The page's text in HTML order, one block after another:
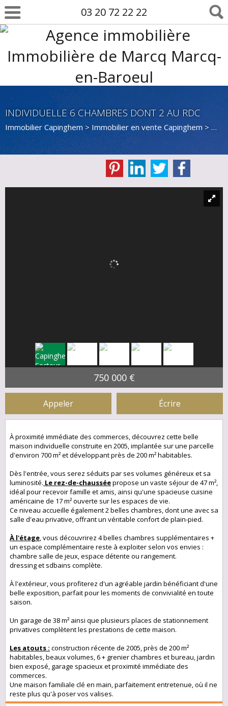
03 20 72 22 22
INDIVIDUELLE 6 CHAMBRES DONT 2 AU RDC
Immobilier Capinghem > Immobilier en vente Capinghem >
750 000 €
Appeler Écrire
À proximité immédiate des commerces, découvrez cette belle
maison individuelle construite en 2005, implantée sur une parcelle
d'environ 700 m² et développant près de 200 m² habitables.
Dès l'entrée, vous serez séduits par ses volumes généreux et sa
luminosité. Le rez-de-chausséepropose un vaste séjour de 47 m²,
idéal pour recevoir famille et amis, ainsi qu'une spacieuse cuisine
américaine de 17 m² ouverte sur les espaces de vie.
Ce niveau accueille également 2 belles chambres, dont une avec sa
salle d'eau privative, offrant un véritable confort de plain-pied.
À l'étage, vous découvrirez 4 belles chambres supplémentaires +
un espace complémentaire reste à exploiter selon vos envies :
chambre salle de jeux, espace détente ou rangement.
dressing et sdbains complète.
À l'extérieur, vous profiterez d'un agréable jardin bénéficiant d'une
belle exposition, parfait pour les moments de convivialité en toute
saison.
Un garage de 38 m² ainsi que plusieurs places de stationnement
privatives complètent les prestations de cette maison.
Les atouts : construction récente de 2005, près de 200 m²
habitables, beaux volumes, 6 + grenier chambres et bureau, jardin
bien exposé, garage spacieux et proximité immédiate des
commerces.
Une maison familiale clé en main, parfaitement entretenue, où il ne
reste plus qu'à poser vos valises.